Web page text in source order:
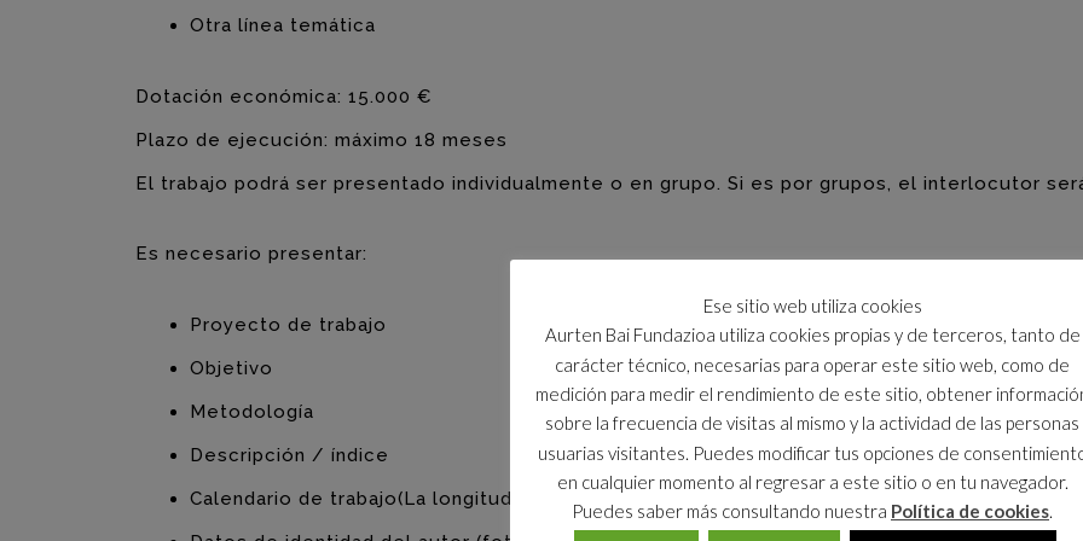
Otra línea temática
Dotación económica: 15.000 €
Plazo de ejecución: máximo 18 meses
El trabajo podrá ser presentado individualmente o en grupo. Si es por grupos, el interlocutor
Es necesario presentar:
Proyecto de trabajo
Objetivo
Metodología
Descripción / índice
Calendario de trabajo(La longitud de todo este bloque no puede ser superior a 25 páginas
Ese sitio web utiliza cookies
Aurten Bai Fundazioa utiliza cookies propias y de terceros, tanto de
carácter técnico, necesarias para operar este sitio web, como de
medición para medir el rendimiento de este sitio, obtener
sobre la frecuencia de visitas al mismo y la actividad de las personas
usuarias visitantes. Puedes modificar tus opciones de
en cualquier momento al regresar a este sitio o en tu navegador.
Puedes saber más consultando nuestra Política de cookies.